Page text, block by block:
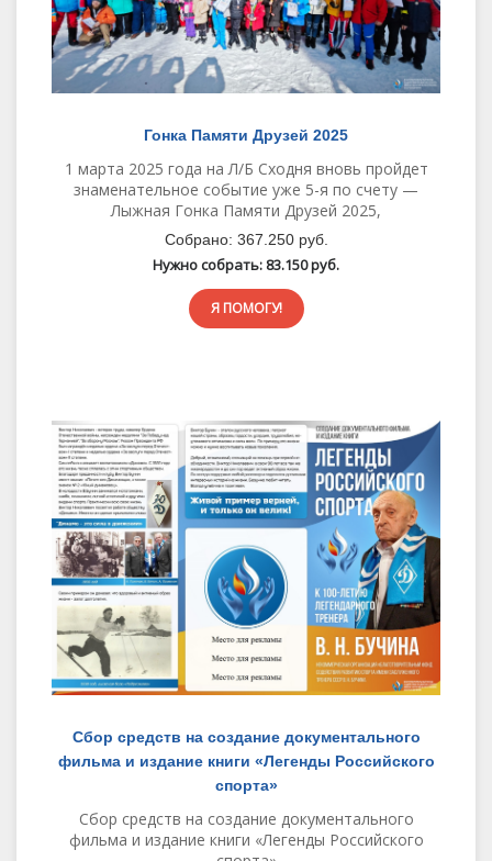
Гонка Памяти Друзей 2025
1 марта 2025 года на Л/Б Сходня вновь пройдет
знаменательное событие уже 5-я по счету —
Лыжная Гонка Памяти Друзей 2025,
Собрано: 367.250 руб.
Нужно собрать: 83.150 руб.
Я ПОМОГУ!
Сбор средств на создание документального
фильма и издание книги «Легенды Российского
спорта»
Сбор средств на создание документального
фильма и издание книги «Легенды Российского